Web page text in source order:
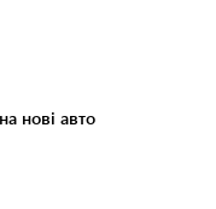
нові авто